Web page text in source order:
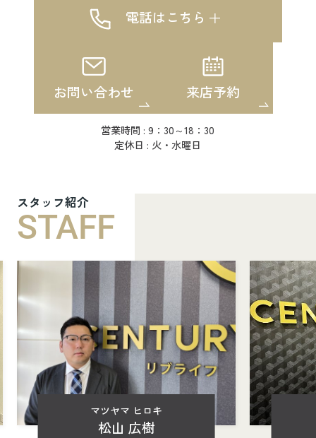
電話はこちら
お問い合わせ 来店予約
営業時間 : 9：30～18：30
定休日 : 火・水曜日
スタッフ紹介
STAFF
マツヤマ ヒロキ
松山 広樹